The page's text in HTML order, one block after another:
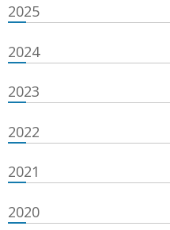
2025
2024
2023
2022
2021
2020